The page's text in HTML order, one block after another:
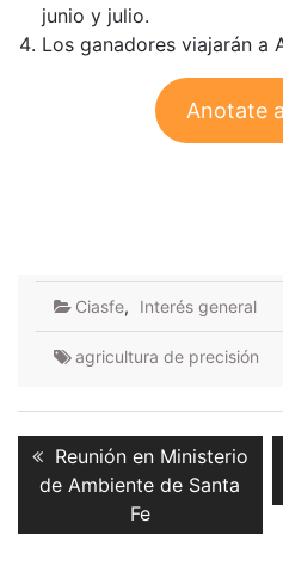
junio y julio.
Los ganadores viajarán a
Anotate
Ciasfe, Interés general
agricultura de precisión
de
entradas
Previous
post:
Reunión en Ministerio
de Ambiente de Santa
Fe